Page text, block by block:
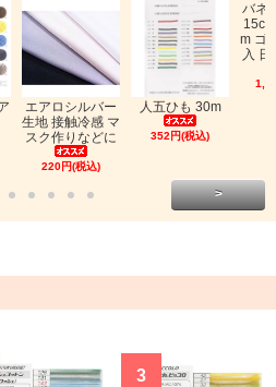
エアロシルバー
生地 接触冷感 マ
スク作りなどに
220円(税込)
人五ひも 30m
352円(税込)
バネ
m ゴ
入
>
3